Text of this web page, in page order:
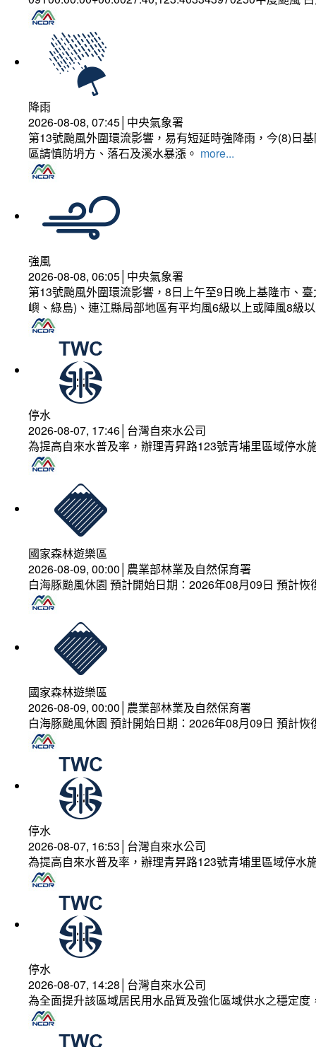
降雨
2026-08-08, 07:45│中央氣象署
第13號颱風外圍環流影響，易有短延時強降雨，今(8)日
區請慎防坍方、落石及溪水暴漲。 more...
強風
2026-08-08, 06:05│中央氣象署
第13號颱風外圍環流影響，8日上午至9日晚上基隆市、
嶼、綠島)、連江縣局部地區有平均風6級以上或陣風8級
停水
2026-08-07, 17:46│台灣自來水公司
為提高自來水普及率，辦理青昇路123號青埔里區域停水
國家森林遊樂區
2026-08-09, 00:00│農業部林業及自然保育署
白海豚颱風休園 預計開始日期：2026年08月09日 預計
國家森林遊樂區
2026-08-09, 00:00│農業部林業及自然保育署
白海豚颱風休園 預計開始日期：2026年08月09日 預計
停水
2026-08-07, 16:53│台灣自來水公司
為提高自來水普及率，辦理青昇路123號青埔里區域停水
停水
2026-08-07, 14:28│台灣自來水公司
為全面提升該區域居民用水品質及強化區域供水之穩定